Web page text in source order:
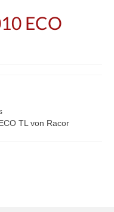
ECO
TL von Racor